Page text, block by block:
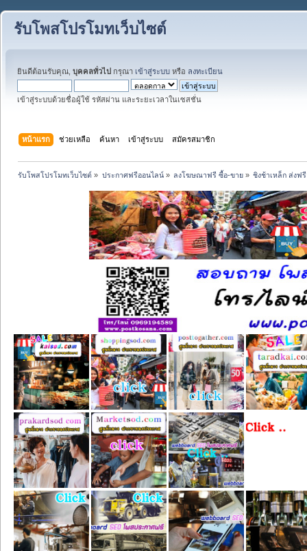
รับโพสโปรโมทเว็บไซต์
ยินดีต้อนรับคุณ, บุคคลทั่วไป กรุณา เข้าสู่ระบบ หรือ ลงทะเบียน
เข้าสู่ระบบด้วยชื่อผู้ใช้ รหัสผ่าน และระยะเวลาในเซสชั่น
หน้าแรก ช่วยเหลือ ค้นหา เข้าสู่ระบบ สมัครสมาชิก
รับโพสโปรโมทเว็บไซต์ » ประกาศฟรีออนไลน์» ลงโฆษณาฟรี ซื้อ-ขาย» ชิงช้าเหล็ก ส่งฟ